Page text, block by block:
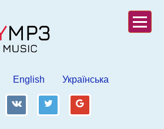
English Українська
vk tw gp